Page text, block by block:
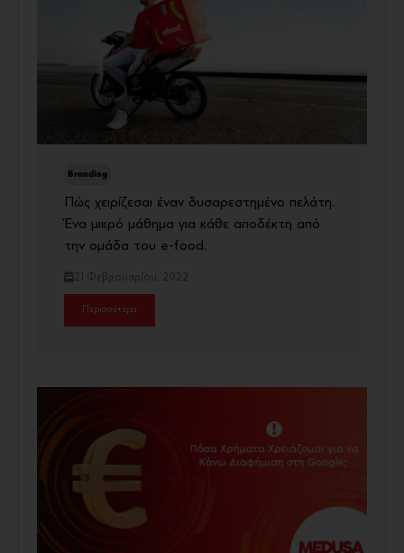
Branding
Πώς χειρίζεσαι έναν δυσαρεστημένο πελάτη.
Ένα μικρό μάθημα για κάθε αποδέκτη από
την ομάδα του e-food.
21 Φεβρουαρίου, 2022
Περισσότερα